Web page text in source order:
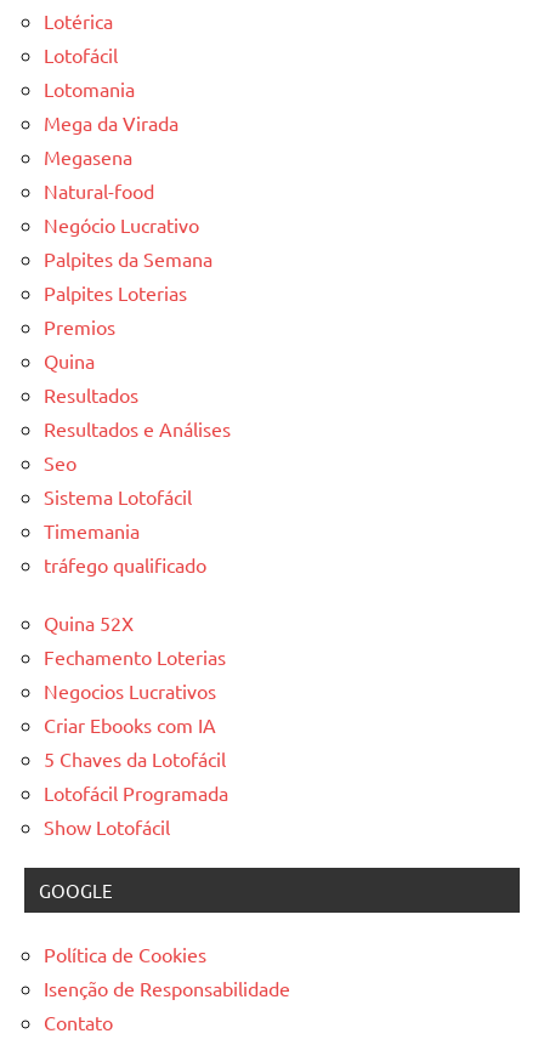
Lotérica
Lotofácil
Lotomania
Mega da Virada
Megasena
Natural-food
Negócio Lucrativo
Palpites da Semana
Palpites Loterias
Premios
Quina
Resultados
Resultados e Análises
Seo
Sistema Lotofácil
Timemania
tráfego qualificado
Quina 52X
Fechamento Loterias
Negocios Lucrativos
Criar Ebooks com IA
5 Chaves da Lotofácil
Lotofácil Programada
Show Lotofácil
GOOGLE
Política de Cookies
Isenção de Responsabilidade
Contato